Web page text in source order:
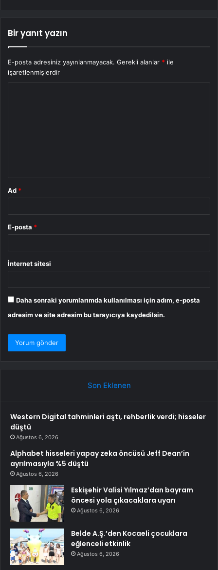
Bir yanıt yazın
E-posta adresiniz yayınlanmayacak. Gerekli alanlar * ile
işaretlenmişlerdir
Ad *
E-posta *
İnternet sitesi
Daha sonraki yorumlarımda kullanılması için adım, e-posta
adresim ve site adresim bu tarayıcıya kaydedilsin.
Son Eklenen
Western Digital tahminleri aştı, rehberlik verdi; hisseler
düştü
Ağustos 6, 2026
Alphabet hisseleri yapay zeka öncüsü Jeff Dean’in
ayrılmasıyla %5 düştü
Ağustos 6, 2026
Eskişehir Valisi Yılmaz’dan bayram
öncesi yola çıkacaklara uyarı
Ağustos 6, 2026
Belde A.Ş.’den Kocaeli çocuklara
eğlenceli etkinlik
Ağustos 6, 2026